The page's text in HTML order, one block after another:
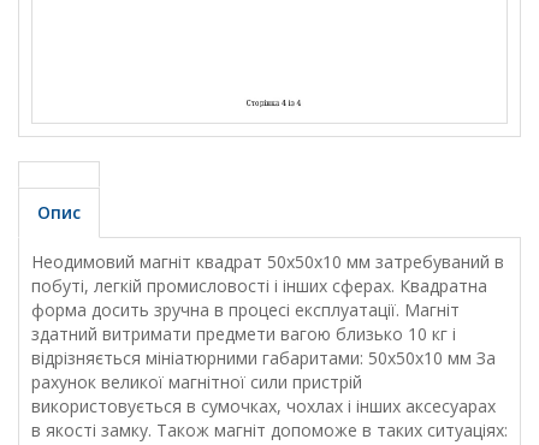
Опис
Неодимовий магніт квадрат 50х50х10 мм затребуваний в
побуті, легкій промисловості і інших сферах. Квадратна
форма досить зручна в процесі експлуатації. Магніт
здатний витримати предмети вагою близько 10 кг і
відрізняється мініатюрними габаритами: 50х50х10 мм За
рахунок великої магнітної сили пристрій
використовується в сумочках, чохлах і інших аксесуарах
в якості замку. Також магніт допоможе в таких ситуаціях: